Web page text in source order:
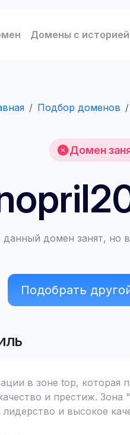
Домены с историей
Подбор доменов
Домен
домен занят, но
Подобрать
в зоне top,
и престиж. Зона
и высокое